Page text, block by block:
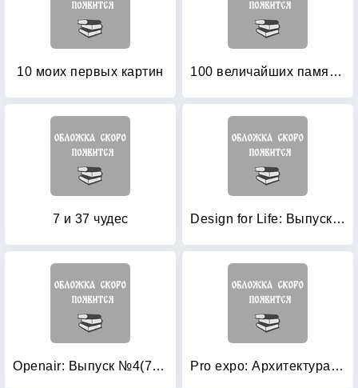
10 моих первых картин 100 величайших памятников архитектуры: Всемирное наследие ЮНЕСКО
7 и 37 чудес Design for Life: Выпуск №6(66) 2011
Openair: Выпуск №4(70) 2012 Pro expo: Архитектура Среднего Урала. Журнал №2/10 2011